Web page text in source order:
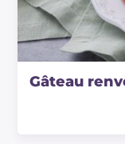
Gâteau